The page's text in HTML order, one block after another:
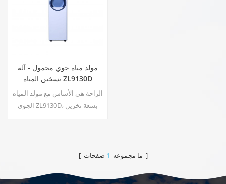
مولد مياه جوي محمول - آلة
تسخين المياه ZL9130D
الراحة هي الأساس مع مولد المياه
الجوي ZL9130D، بسعة تخزين
الماء المحيط الحصول على مياه
الرئيسية: مياه شرب نقية؛ مياه
[ ما مجموعه 1 صفحات ]